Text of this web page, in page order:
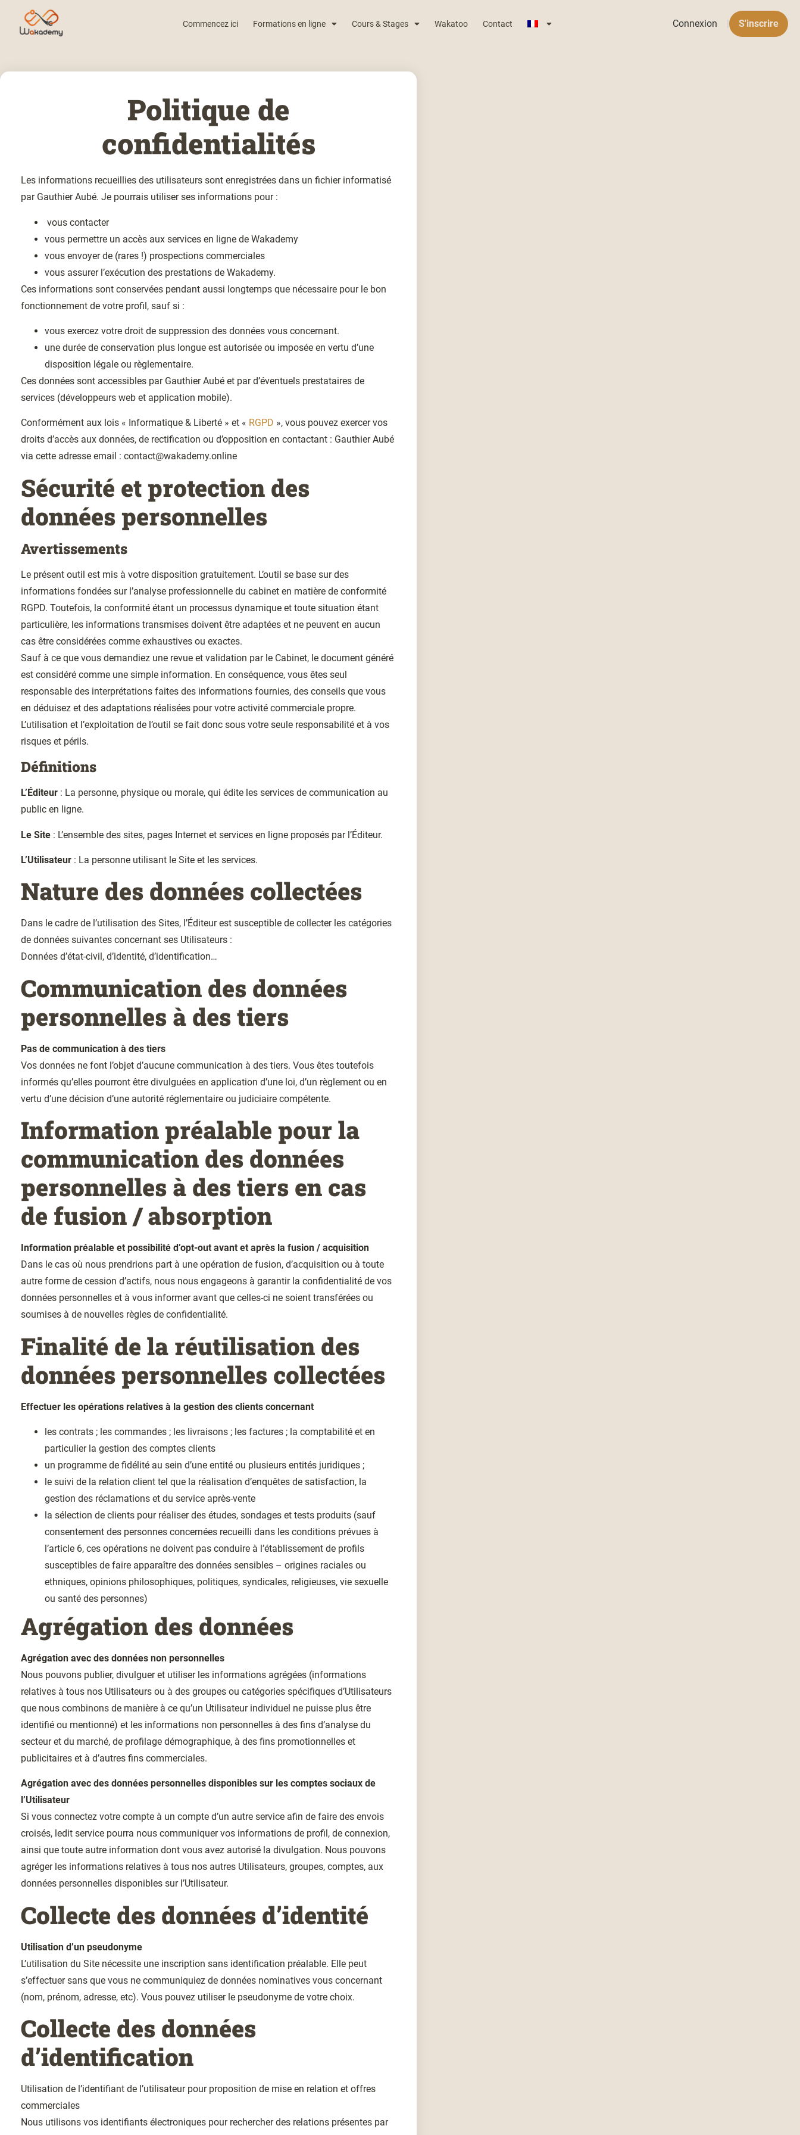
Commencez ici Formations en ligne Cours & Stages Wakatoo Contact Connexion S'inscrire
Politique de
confidentialités
Les informations recueillies des utilisateurs sont enregistrées dans un fichier informatisé
par Gauthier Aubé. Je pourrais utiliser ses informations pour :
vous contacter
vous permettre un accès aux services en ligne de Wakademy
vous envoyer de (rares !) prospections commerciales
vous assurer l’exécution des prestations de Wakademy.
Ces informations sont conservées pendant aussi longtemps que nécessaire pour le bon
fonctionnement de votre profil, sauf si :
vous exercez votre droit de suppression des données vous concernant.
une durée de conservation plus longue est autorisée ou imposée en vertu d’une
disposition légale ou règlementaire.
Ces données sont accessibles par Gauthier Aubé et par d’éventuels prestataires de
services (développeurs web et application mobile).
Conformément aux lois « Informatique & Liberté » et « RGPD », vous pouvez exercer vos
droits d’accès aux données, de rectification ou d’opposition en contactant : Gauthier Aubé
via cette adresse email : contact@wakademy.online
Sécurité et protection des
données personnelles
Avertissements
Le présent outil est mis à votre disposition gratuitement. L’outil se base sur des
informations fondées sur l’analyse professionnelle du cabinet en matière de conformité
RGPD. Toutefois, la conformité étant un processus dynamique et toute situation étant
particulière, les informations transmises doivent être adaptées et ne peuvent en aucun
cas être considérées comme exhaustives ou exactes.
Sauf à ce que vous demandiez une revue et validation par le Cabinet, le document généré
est considéré comme une simple information. En conséquence, vous êtes seul
responsable des interprétations faites des informations fournies, des conseils que vous
en déduisez et des adaptations réalisées pour votre activité commerciale propre.
L’utilisation et l’exploitation de l’outil se fait donc sous votre seule responsabilité et à vos
risques et périls.
Définitions
L’Éditeur : La personne, physique ou morale, qui édite les services de communication au
public en ligne.
Le Site : L’ensemble des sites, pages Internet et services en ligne proposés par l’Éditeur.
L’Utilisateur : La personne utilisant le Site et les services.
Nature des données collectées
Dans le cadre de l’utilisation des Sites, l’Éditeur est susceptible de collecter les catégories
de données suivantes concernant ses Utilisateurs :
Données d’état-civil, d’identité, d’identification…
Communication des données
personnelles à des tiers
Pas de communication à des tiers
Vos données ne font l’objet d’aucune communication à des tiers. Vous êtes toutefois
informés qu’elles pourront être divulguées en application d’une loi, d’un règlement ou en
vertu d’une décision d’une autorité réglementaire ou judiciaire compétente.
Information préalable pour la
communication des données
personnelles à des tiers en cas
de fusion / absorption
Information préalable et possibilité d’opt-out avant et après la fusion / acquisition
Dans le cas où nous prendrions part à une opération de fusion, d’acquisition ou à toute
autre forme de cession d’actifs, nous nous engageons à garantir la confidentialité de vos
données personnelles et à vous informer avant que celles-ci ne soient transférées ou
soumises à de nouvelles règles de confidentialité.
Finalité de la réutilisation des
données personnelles collectées
Effectuer les opérations relatives à la gestion des clients concernant
les contrats ; les commandes ; les livraisons ; les factures ; la comptabilité et en
particulier la gestion des comptes clients
un programme de fidélité au sein d’une entité ou plusieurs entités juridiques ;
le suivi de la relation client tel que la réalisation d’enquêtes de satisfaction, la
gestion des réclamations et du service après-vente
la sélection de clients pour réaliser des études, sondages et tests produits (sauf
consentement des personnes concernées recueilli dans les conditions prévues à
l’article 6, ces opérations ne doivent pas conduire à l’établissement de profils
susceptibles de faire apparaître des données sensibles – origines raciales ou
ethniques, opinions philosophiques, politiques, syndicales, religieuses, vie sexuelle
ou santé des personnes)
Agrégation des données
Agrégation avec des données non personnelles
Nous pouvons publier, divulguer et utiliser les informations agrégées (informations
relatives à tous nos Utilisateurs ou à des groupes ou catégories spécifiques d’Utilisateurs
que nous combinons de manière à ce qu’un Utilisateur individuel ne puisse plus être
identifié ou mentionné) et les informations non personnelles à des fins d’analyse du
secteur et du marché, de profilage démographique, à des fins promotionnelles et
publicitaires et à d’autres fins commerciales.
Agrégation avec des données personnelles disponibles sur les comptes sociaux de
l’Utilisateur
Si vous connectez votre compte à un compte d’un autre service afin de faire des envois
croisés, ledit service pourra nous communiquer vos informations de profil, de connexion,
ainsi que toute autre information dont vous avez autorisé la divulgation. Nous pouvons
agréger les informations relatives à tous nos autres Utilisateurs, groupes, comptes, aux
données personnelles disponibles sur l’Utilisateur.
Collecte des données d’identité
Utilisation d’un pseudonyme
L’utilisation du Site nécessite une inscription sans identification préalable. Elle peut
s’effectuer sans que vous ne communiquiez de données nominatives vous concernant
(nom, prénom, adresse, etc). Vous pouvez utiliser le pseudonyme de votre choix.
Collecte des données
d’identification
Utilisation de l’identifiant de l’utilisateur pour proposition de mise en relation et offres
commerciales
Nous utilisons vos identifiants électroniques pour rechercher des relations présentes par